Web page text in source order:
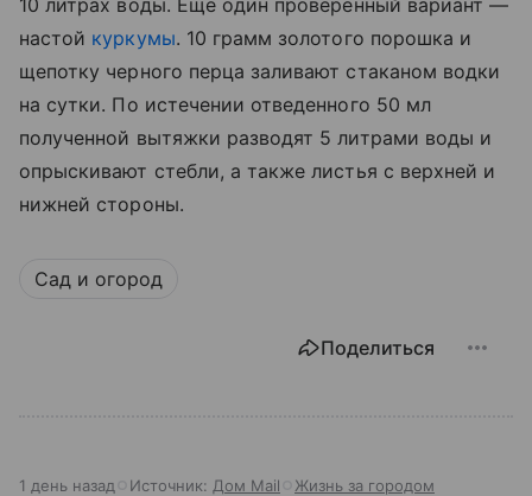
настой куркумы. 10 грамм золотого порошка и
щепотку черного перца заливают стаканом водки
на сутки. По истечении отведенного 50 мл
полученной вытяжки разводят 5 литрами воды и
опрыскивают стебли, а также листья с верхней и
нижней стороны.
Сад и огород
Поделиться
1 день назад Источник: Дом Mail Жизнь за городом